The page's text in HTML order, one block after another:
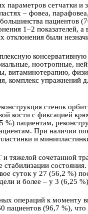
параметров сетчатки и
– фовеа,
пaциентов
1–2 показателей,
отклонения были
ноотропные,
витаминотерапию,
комплекс упражнений
стенок
кости с фиксaцией
%) пaциентам,
При наличии
и
тяжелой сочетанной
стабилизaции
суток у 27 (56,2 %)
и более – у 3 (6,25
оперaций к моменту
пациентов (96,7 %),